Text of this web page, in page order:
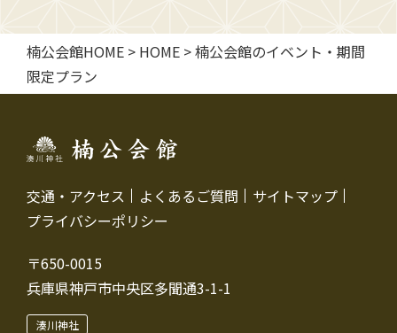
楠公会館HOME > HOME >楠公会館のイベント・期間
限定プラン
交通・アクセス よくあるご質問
サイトマップ
プライバシーポリシー
〒650-0015
兵庫県神戸市中央区多聞通3-1-1
湊川神社